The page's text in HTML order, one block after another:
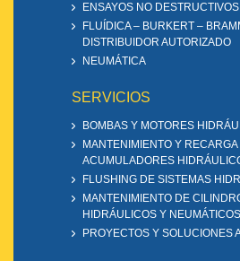
ENSAYOS NO DESTRUCTIVOS
FLUÍDICA – BURKERT –
DISTRIBUIDOR AUTORIZADO
NEUMÁTICA
SERVICIOS
BOMBAS Y MOTORES
MANTENIMIENTO Y RECARGA
ACUMULADORES
FLUSHING DE SISTEMAS
MANTENIMIENTO DE
HIDRÁULICOS Y NEUMÁTICOS
PROYECTOS Y SOLUCIONES